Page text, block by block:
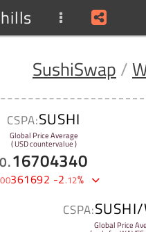
SushiSwap /
CSPA:SUSHI
Global Price Average
( USD countervalue )
0.16704340
00361692 -2.12%
CSPA:
Global Price